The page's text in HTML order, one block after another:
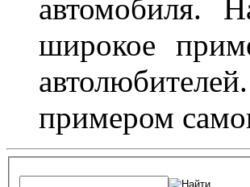
автомобиля.
широкое
примером